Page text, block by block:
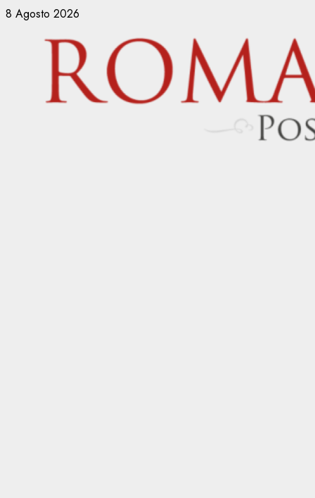
Vai
contenuto
8 Agosto 2026